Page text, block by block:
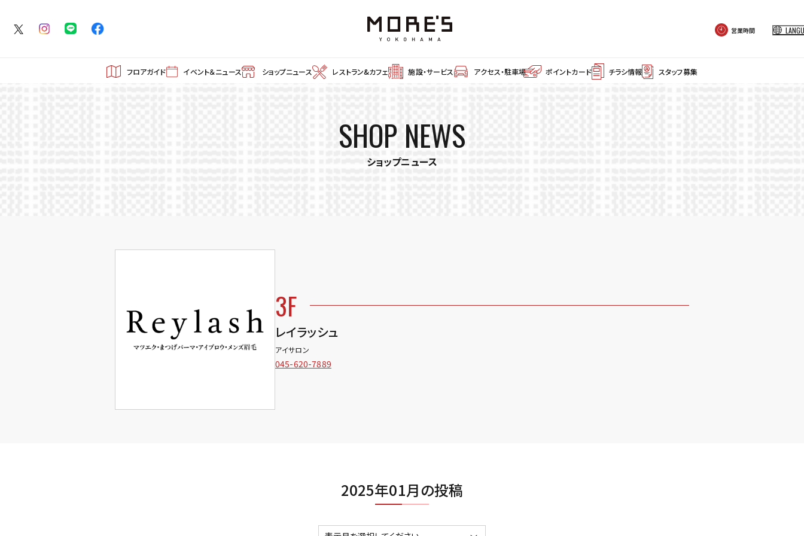
営業時間
フロアガイド イベント＆ニュース ショップニュース レストラン&カフェ 施設・サービス アクセス・駐車場 ポイントカード チラシ情報 スタッフ募集
SHOP NEWS
ショップニュース
3F
レイラッシュ
アイサロン
045-620-7889
2025年01月の投稿